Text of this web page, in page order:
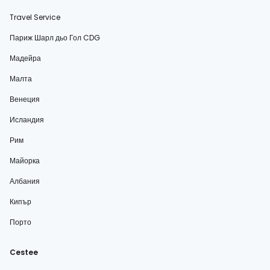
Travel Service
Париж Шарл дьо Гол CDG
Мадейра
Малта
Венеция
Исландия
Рим
Майорка
Албания
Кипър
Порто
Cestee